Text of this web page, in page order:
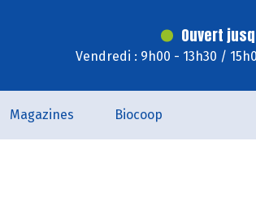
Ouvert
Vendredi : 9h00 - 13h30 /
Magazines Biocoop